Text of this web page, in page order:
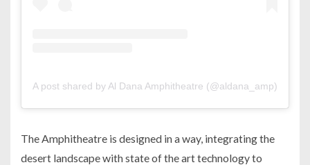
A post shared by Al Dana Amphitheatre (@aldana_amp)
The Amphitheatre is designed in a way, integrating the
desert landscape with state of the art technology to